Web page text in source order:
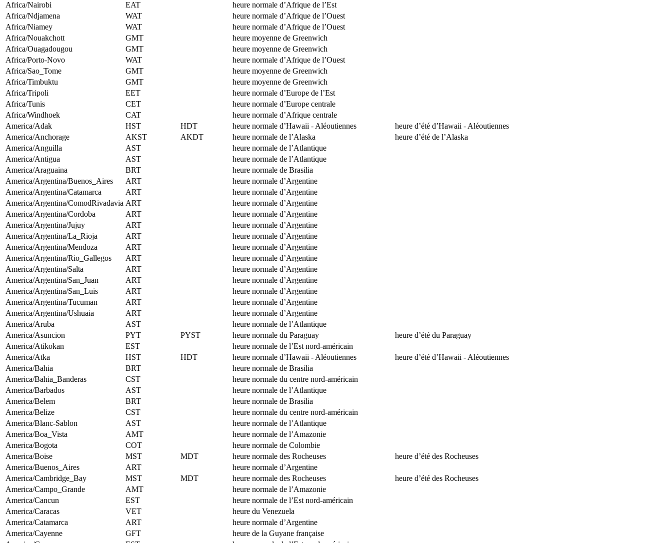
Africa/Nairobi
EAT
heure normale d’Afrique de l’Est
Africa/Ndjamena
WAT
heure normale d’Afrique de l’Ouest
Africa/Niamey
WAT
heure normale d’Afrique de l’Ouest
Africa/Nouakchott
GMT
heure moyenne de Greenwich
Africa/Ouagadougou
GMT
heure moyenne de Greenwich
Africa/Porto-Novo
WAT
heure normale d’Afrique de l’Ouest
Africa/Sao_Tome
GMT
heure moyenne de Greenwich
Africa/Timbuktu
GMT
heure moyenne de Greenwich
Africa/Tripoli
EET
heure normale d’Europe de l’Est
Africa/Tunis
CET
heure normale d’Europe centrale
Africa/Windhoek
CAT
heure normale d’Afrique centrale
America/Adak
HST HDT heure normale d’Hawaii - Aléoutiennes
heure d’été d’Hawaii - Aléoutiennes
America/Anchorage
AKST AKDT heure normale de l’Alaska
heure d’été de l’Alaska
America/Anguilla
AST
heure normale de l’Atlantique
America/Antigua
AST
heure normale de l’Atlantique
America/Araguaina
BRT
heure normale de Brasilia
America/Argentina/Buenos_Aires
ART
heure normale d’Argentine
America/Argentina/Catamarca
ART
heure normale d’Argentine
America/Argentina/ComodRivadavia ART
heure normale d’Argentine
America/Argentina/Cordoba
ART
heure normale d’Argentine
America/Argentina/Jujuy
ART
heure normale d’Argentine
America/Argentina/La_Rioja
ART
heure normale d’Argentine
America/Argentina/Mendoza
ART
heure normale d’Argentine
America/Argentina/Rio_Gallegos
ART
heure normale d’Argentine
America/Argentina/Salta
ART
heure normale d’Argentine
America/Argentina/San_Juan
ART
heure normale d’Argentine
America/Argentina/San_Luis
ART
heure normale d’Argentine
America/Argentina/Tucuman
ART
heure normale d’Argentine
America/Argentina/Ushuaia
ART
heure normale d’Argentine
America/Aruba
AST
heure normale de l’Atlantique
America/Asuncion
PYT PYST heure normale du Paraguay
heure d’été du Paraguay
America/Atikokan
EST
heure normale de l’Est nord-américain
America/Atka
HST HDT heure normale d’Hawaii - Aléoutiennes
heure d’été d’Hawaii - Aléoutiennes
America/Bahia
BRT
heure normale de Brasilia
America/Bahia_Banderas
CST
heure normale du centre nord-américain
America/Barbados
AST
heure normale de l’Atlantique
America/Belem
BRT
heure normale de Brasilia
America/Belize
CST
heure normale du centre nord-américain
America/Blanc-Sablon
AST
heure normale de l’Atlantique
America/Boa_Vista
AMT
heure normale de l’Amazonie
America/Bogota
COT
heure normale de Colombie
America/Boise
MST MDT heure normale des Rocheuses
heure d’été des Rocheuses
America/Buenos_Aires
ART
heure normale d’Argentine
America/Cambridge_Bay
MST MDT heure normale des Rocheuses
heure d’été des Rocheuses
America/Campo_Grande
AMT
heure normale de l’Amazonie
America/Cancun
EST
heure normale de l’Est nord-américain
America/Caracas
VET
heure du Venezuela
America/Catamarca
ART
heure normale d’Argentine
America/Cayenne
GFT
heure de la Guyane française